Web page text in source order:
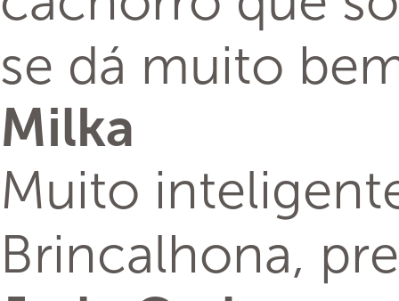
se dá muito
Milka
Muito
Brincalhona,